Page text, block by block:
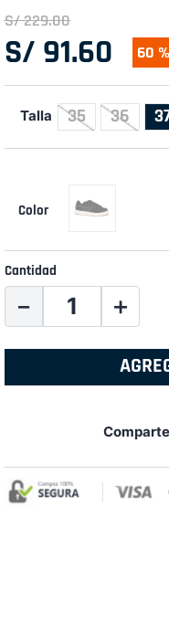
S/229.00
S/ 91.60 60 %
Talla 35 36
Cantidad
＋
－
Comparte